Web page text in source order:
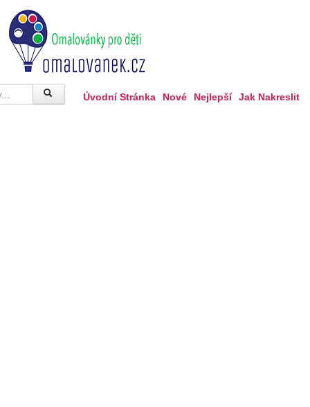
Úvodní Stránka Nové Nejlepší Jak Nakreslit